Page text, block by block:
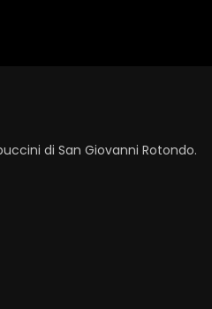
di San Giovanni Rotondo.